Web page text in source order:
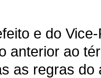
e do
anterior ao
as regras